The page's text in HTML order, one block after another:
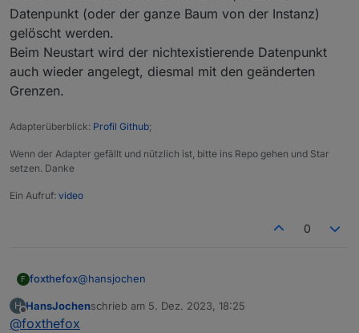
wäre deutlich großzügigerer Bereich (etwa -30°C
bis +50°C) sinnvoll. Kann ja auch sein, dass eine
Innensteckdose mal hinter einem Ofen steckt.
Datenpunkt (oder der ganze Baum von der Instanz)
gelöscht werden.
Beim Neustart wird der nichtexistierende Datenpunkt
auch wieder angelegt, diesmal mit den geänderten
Grenzen.
Adapterüberblick: Profil Github;
Wenn der Adapter gefällt und nützlich ist, bitte ins Repo gehen und Star
setzen. Danke
Ein Aufruf: video
0
F foxthefox@hansjochen
der Bereich ist schon länger mit -30..50°C im
Adapter hinterlegt.
H
Offline
HansJochenschrieb am 5. Dez. 2023, 18:25
zuletzt editiert von
@foxthefox